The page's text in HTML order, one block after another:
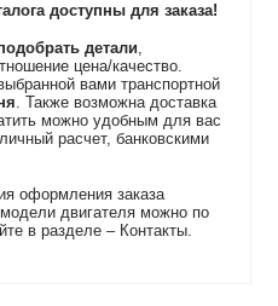
доступны для заказа!
детали,
цена/качество.
вами транспортной
. Также возможна доставка
можно удобным для вас
расчет, банковскими
оформления заказа
двигателя можно по
в разделе – Контакты.